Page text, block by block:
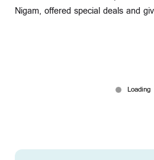
Nigam, offered special deals and